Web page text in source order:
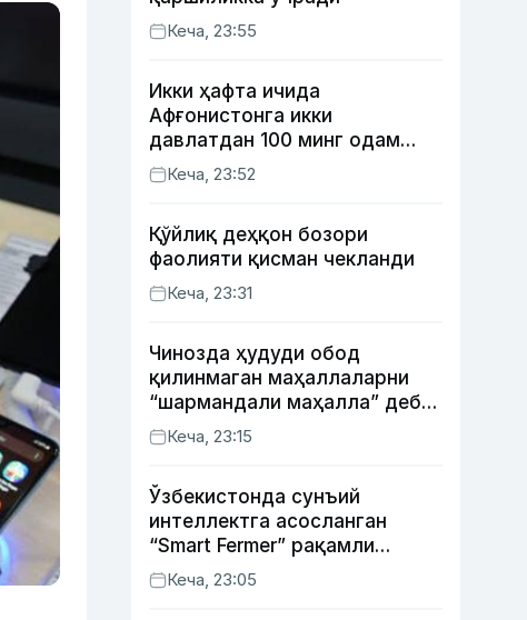
Кеча, 23:55
Икки ҳафта ичида
Афғонистонга икки
давлатдан 100 минг одам
қайтиб келди
Кеча, 23:52
Қўйлиқ деҳқон бозори
фаолияти қисман чекланди
Кеча, 23:31
Чинозда ҳудуди обод
қилинмаган маҳаллаларни
“шармандали маҳалла” деб
белгилаш бошланди
Кеча, 23:15
Ўзбекистонда сунъий
интеллектга асосланган
“Smart Fermer” рақамли
платформаси ишга
туширилади
Кеча, 23:05